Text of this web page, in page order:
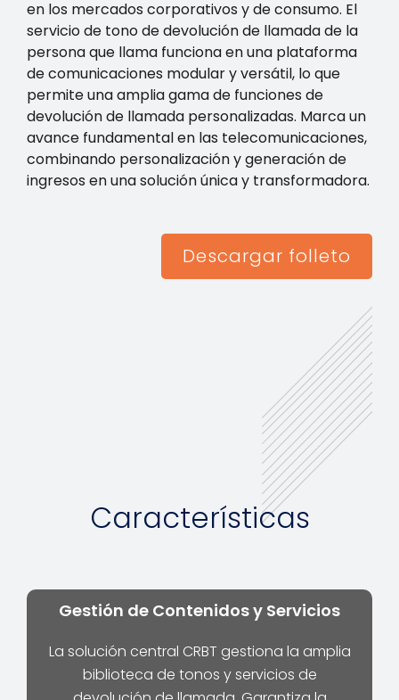
en los mercados corporativos y de consumo. El
servicio de tono de devolución de llamada de la
persona que llama funciona en una plataforma
de comunicaciones modular y versátil, lo que
permite una amplia gama de funciones de
devolución de llamada personalizadas. Marca un
avance fundamental en las telecomunicaciones,
combinando personalización y generación de
ingresos en una solución única y transformadora.
Descargar folleto
Características
Gestión de Contenidos y Servicios
La solución central CRBT gestiona la amplia
biblioteca de tonos y servicios de